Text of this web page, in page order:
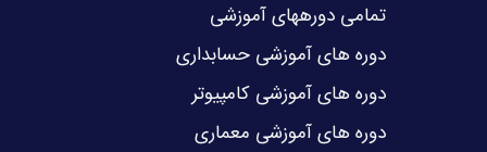
تمامی دورههای آموزشی
دوره های آموزشی حسابداری
دوره های آموزشی کامپیوتر
دوره های آموزشی معماری